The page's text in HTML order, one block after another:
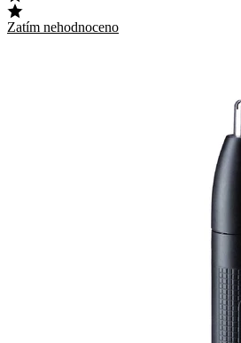
Zatím nehodnoceno